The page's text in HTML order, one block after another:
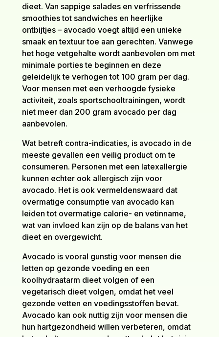
dieet. Van sappige salades en verfrissende
smoothies tot sandwiches en heerlijke
ontbijtjes – avocado voegt altijd een unieke
smaak en textuur toe aan gerechten. Vanwege
het hoge vetgehalte wordt aanbevolen om met
minimale porties te beginnen en deze
geleidelijk te verhogen tot 100 gram per dag.
Voor mensen met een verhoogde fysieke
activiteit, zoals sportschooltrainingen, wordt
niet meer dan 200 gram avocado per dag
aanbevolen.
Wat betreft contra-indicaties, is avocado in de
meeste gevallen een veilig product om te
consumeren. Personen met een latexallergie
kunnen echter ook allergisch zijn voor
avocado. Het is ook vermeldenswaard dat
overmatige consumptie van avocado kan
leiden tot overmatige calorie- en vetinname,
wat van invloed kan zijn op de balans van het
dieet en overgewicht.
Avocado is vooral gunstig voor mensen die
letten op gezonde voeding en een
koolhydraatarm dieet volgen of een
vegetarisch dieet volgen, omdat het veel
gezonde vetten en voedingsstoffen bevat.
Avocado kan ook nuttig zijn voor mensen die
hun hartgezondheid willen verbeteren, omdat